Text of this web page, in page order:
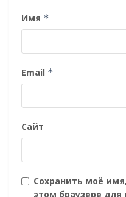
Имя *
Email *
Сайт
Сохранить моё
этом браузере